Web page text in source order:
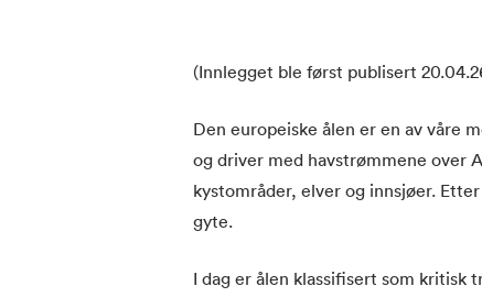
(Innlegget ble først publisert
Den europeiske ålen er en av våre
og driver med havstrømmene over
kystområder, elver og innsjøer.
gyte.
I dag er ålen klassifisert som kritisk